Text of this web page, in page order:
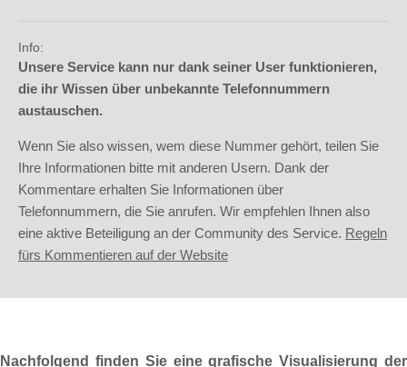
Info:
Unsere Service kann nur dank seiner User funktionieren,
die ihr Wissen über unbekannte Telefonnummern
austauschen.
Wenn Sie also wissen, wem diese Nummer gehört, teilen Sie
Ihre Informationen bitte mit anderen Usern. Dank der
Kommentare erhalten Sie Informationen über
Telefonnummern, die Sie anrufen. Wir empfehlen Ihnen also
eine aktive Beteiligung an der Community des Service. Regeln
fürs Kommentieren auf der Website
Nachfolgend finden Sie eine grafische Visualisierung der